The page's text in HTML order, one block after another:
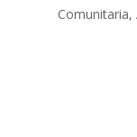
Comunitaria,